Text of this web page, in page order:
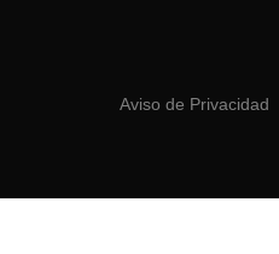
Aviso de Privacidad